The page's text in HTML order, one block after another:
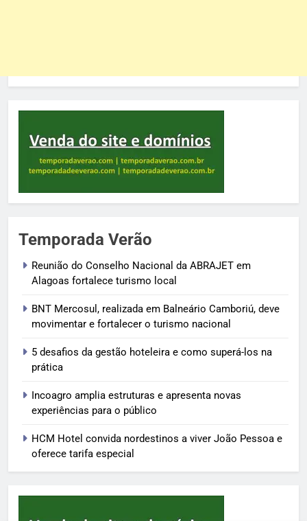
Temporada Verão
Reunião do Conselho Nacional da ABRAJET em
Alagoas fortalece turismo local
BNT Mercosul, realizada em Balneário Camboriú, deve
movimentar e fortalecer o turismo nacional
5 desafios da gestão hoteleira e como superá-los na
prática
Incoagro amplia estruturas e apresenta novas
experiências para o público
HCM Hotel convida nordestinos a viver João Pessoa e
oferece tarifa especial